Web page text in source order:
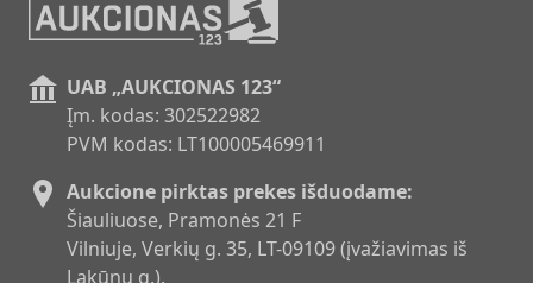
UAB „AUKCIONAS 123“
Įm. kodas: 302522982
PVM kodas: LT100005469911
Aukcione pirktas prekes išduodame:
Šiauliuose, Pramonės 21 F
Vilniuje, Verkių g. 35, LT-09109 (įvažiavimas iš
Lakūnų g.).